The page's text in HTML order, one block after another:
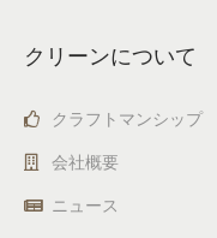
クリーンについて
クラフトマンシップ
会社概要
ニュース